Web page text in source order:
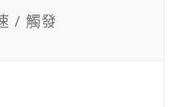
/ 觸發